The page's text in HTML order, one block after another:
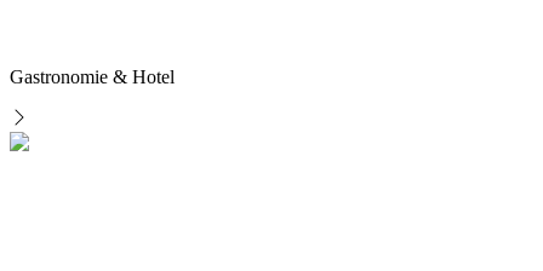
Gastronomie & Hotel